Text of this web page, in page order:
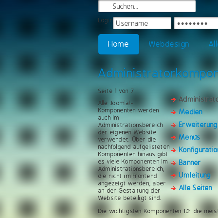
Login
Home Webdesign
Medien
Menüs
Banner
Umleitung
Alle Seiten
Seite 1 von 7
Alle Joomla!-
Komponenten werden
auch im
Administrationsbereich
der eigenen Website
verwendet. Über die
nachfolgend aufgelisteten
Komponenten hinaus gibt
es viele Komponenten im
Administrationsbereich,
die nicht im Frontend
angezeigt werden, aber
an der Gestaltung der
Website beteiligt sind.
Die wichtigsten Komponenten für die